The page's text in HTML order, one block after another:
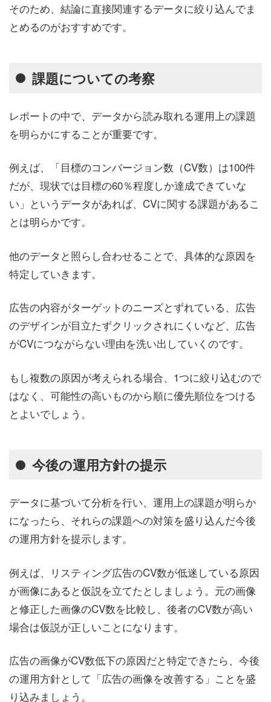
そのため、結論に直接関連するデータに絞り込んでま
とめるのがおすすめです。
課題についての考察
レポートの中で、データから読み取れる運用上の課題
を明らかにすることが重要です。
例えば、「目標のコンバージョン数（CV数）は100件
だが、現状では目標の60％程度しか達成できていな
い」というデータがあれば、CVに関する課題があるこ
とは明らかです。
他のデータと照らし合わせることで、具体的な原因を
特定していきます。
広告の内容がターゲットのニーズとずれている、広告
のデザインが目立たずクリックされにくいなど、広告
がCVにつながらない理由を洗い出していくのです。
もし複数の原因が考えられる場合、1つに絞り込むので
はなく、可能性の高いものから順に優先順位をつける
とよいでしょう。
今後の運用方針の提示
データに基づいて分析を行い、運用上の課題が明らか
になったら、それらの課題への対策を盛り込んだ今後
の運用方針を提示します。
例えば、リスティング広告のCV数が低迷している原因
が画像にあると仮説を立てたとしましょう。元の画像
と修正した画像のCV数を比較し、後者のCV数が高い
場合は仮説が正しいことになります。
広告の画像がCV数低下の原因だと特定できたら、今後
の運用方針として「広告の画像を改善する」ことを盛
り込みましょう。